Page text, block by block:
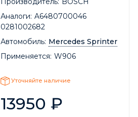
Аналоги: A6480700046
0281002682
Автомобиль: Mercedes Sprinter
Применяется: W906
Уточняйте наличие
13950 ₽